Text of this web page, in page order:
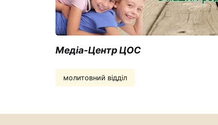
Медіа-Центр ЦОС
молитовний відділ